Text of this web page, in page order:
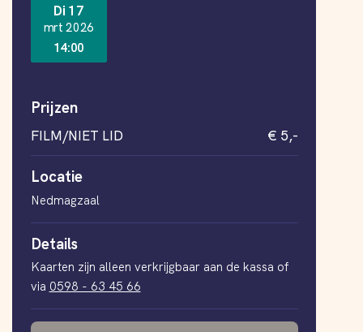
Di 17
mrt 2026
14:00
Prijzen
FILM/NIET LID € 5,-
Locatie
Nedmagzaal
Details
Kaarten zijn alleen verkrijgbaar aan de kassa of
via 0598 - 63 45 66